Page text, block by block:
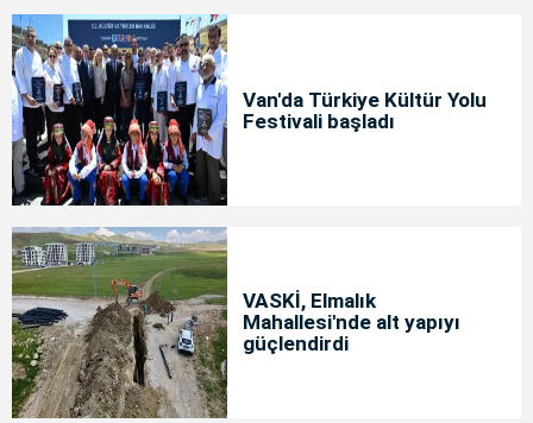
Van'da Türkiye Kültür Yolu
Festivali başladı
VASKİ, Elmalık
Mahallesi'nde alt yapıyı
güçlendirdi